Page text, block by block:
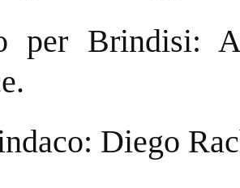
per Brindisi:
Diego